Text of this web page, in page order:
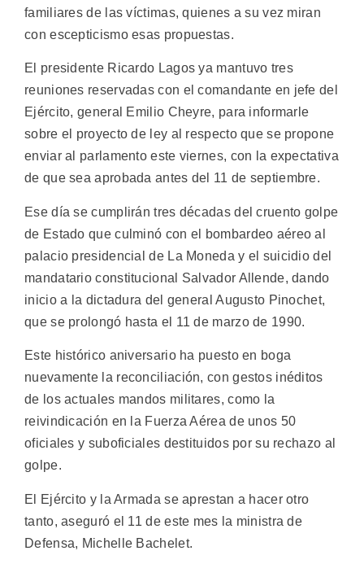
familiares de las víctimas, quienes a su vez miran
con escepticismo esas propuestas.
El presidente Ricardo Lagos ya mantuvo tres
reuniones reservadas con el comandante en jefe del
Ejército, general Emilio Cheyre, para informarle
sobre el proyecto de ley al respecto que se propone
enviar al parlamento este viernes, con la expectativa
de que sea aprobada antes del 11 de septiembre.
Ese día se cumplirán tres décadas del cruento golpe
de Estado que culminó con el bombardeo aéreo al
palacio presidencial de La Moneda y el suicidio del
mandatario constitucional Salvador Allende, dando
inicio a la dictadura del general Augusto Pinochet,
que se prolongó hasta el 11 de marzo de 1990.
Este histórico aniversario ha puesto en boga
nuevamente la reconciliación, con gestos inéditos
de los actuales mandos militares, como la
reivindicación en la Fuerza Aérea de unos 50
oficiales y suboficiales destituidos por su rechazo al
golpe.
El Ejército y la Armada se aprestan a hacer otro
tanto, aseguró el 11 de este mes la ministra de
Defensa, Michelle Bachelet.